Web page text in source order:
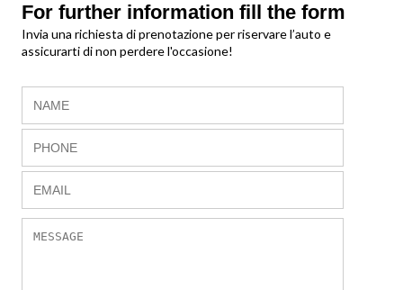
For further information fill the form
Invia una richiesta di prenotazione per riservare l’auto e
assicurarti di non perdere l'occasione!